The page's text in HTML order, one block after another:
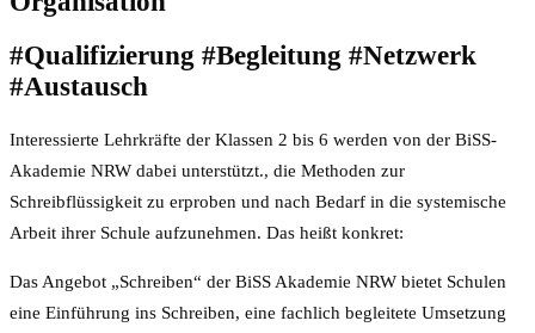
#Qualifizierung #Begleitung #Netzwerk
#Austausch
Interessierte Lehrkräfte der Klassen 2 bis 6 werden von der BiSS-
Akademie NRW dabei unterstützt., die Methoden zur
Schreibflüssigkeit zu erproben und nach Bedarf in die systemische
Arbeit ihrer Schule aufzunehmen. Das heißt konkret:
Das Angebot „Schreiben“ der BiSS Akademie NRW bietet Schulen
eine Einführung ins Schreiben, eine fachlich begleitete Umsetzung